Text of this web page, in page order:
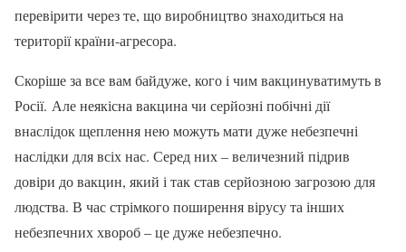
перевірити через те, що виробництво знаходиться на
території країни-агресора.
Скоріше за все вам байдуже, кого і чим вакцинуватимуть в
Росії. Але неякісна вакцина чи серйозні побічні дії
внаслідок щеплення нею можуть мати дуже небезпечні
наслідки для всіх нас. Серед них – величезний підрив
довіри до вакцин, який і так став серйозною загрозою для
людства. В час стрімкого поширення вірусу та інших
небезпечних хвороб – це дуже небезпечно.